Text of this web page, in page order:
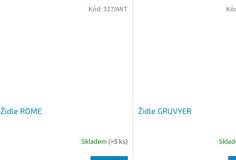
Židle ROME
Skladem (>5 ks)
Kód: 327/ANT
Židle GRUVYER